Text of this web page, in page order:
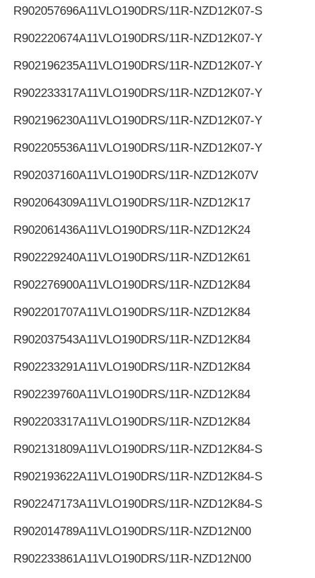
R902057696A11VLO190DRS/11R-NZD12K07-S
R902220674A11VLO190DRS/11R-NZD12K07-Y
R902196235A11VLO190DRS/11R-NZD12K07-Y
R902233317A11VLO190DRS/11R-NZD12K07-Y
R902196230A11VLO190DRS/11R-NZD12K07-Y
R902205536A11VLO190DRS/11R-NZD12K07-Y
R902037160A11VLO190DRS/11R-NZD12K07V
R902064309A11VLO190DRS/11R-NZD12K17
R902061436A11VLO190DRS/11R-NZD12K24
R902229240A11VLO190DRS/11R-NZD12K61
R902276900A11VLO190DRS/11R-NZD12K84
R902201707A11VLO190DRS/11R-NZD12K84
R902037543A11VLO190DRS/11R-NZD12K84
R902233291A11VLO190DRS/11R-NZD12K84
R902239760A11VLO190DRS/11R-NZD12K84
R902203317A11VLO190DRS/11R-NZD12K84
R902131809A11VLO190DRS/11R-NZD12K84-S
R902193622A11VLO190DRS/11R-NZD12K84-S
R902247173A11VLO190DRS/11R-NZD12K84-S
R902014789A11VLO190DRS/11R-NZD12N00
R902233861A11VLO190DRS/11R-NZD12N00